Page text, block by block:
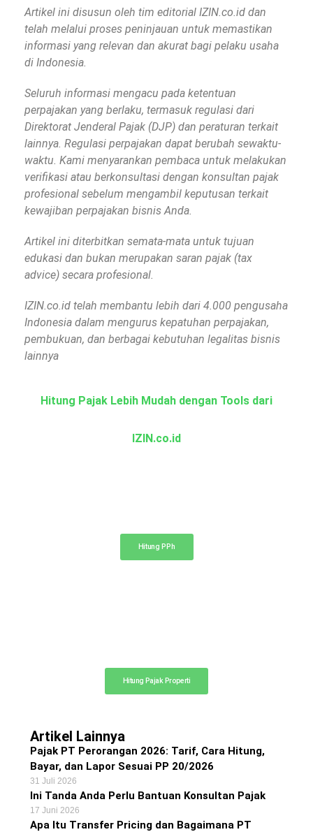
Artikel ini disusun oleh tim editorial IZIN.co.id dan
telah melalui proses peninjauan untuk memastikan
informasi yang relevan dan akurat bagi pelaku usaha
di Indonesia.
Seluruh informasi mengacu pada ketentuan
perpajakan yang berlaku, termasuk regulasi dari
Direktorat Jenderal Pajak (DJP) dan peraturan terkait
lainnya. Regulasi perpajakan dapat berubah sewaktu-
waktu. Kami menyarankan pembaca untuk melakukan
verifikasi atau berkonsultasi dengan konsultan pajak
profesional sebelum mengambil keputusan terkait
kewajiban perpajakan bisnis Anda.
Artikel ini diterbitkan semata-mata untuk tujuan
edukasi dan bukan merupakan saran pajak (tax
advice) secara profesional.
IZIN.co.id telah membantu lebih dari 4.000 pengusaha
Indonesia dalam mengurus kepatuhan perpajakan,
pembukuan, dan berbagai kebutuhan legalitas bisnis
lainnya
Hitung Pajak Lebih Mudah dengan Tools dari
IZIN.co.id
Hitung PPh
Hitung Pajak Properti
Artikel Lainnya
Pajak PT Perorangan 2026: Tarif, Cara Hitung,
Bayar, dan Lapor Sesuai PP 20/2026
31 Juli 2026
Ini Tanda Anda Perlu Bantuan Konsultan Pajak
17 Juni 2026
Apa Itu Transfer Pricing dan Bagaimana PT